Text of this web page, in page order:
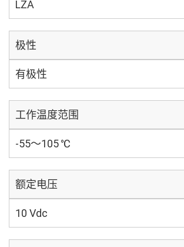
LZA
极性
有极性
工作温度范围
-55～105 ℃
额定电压
10 Vdc